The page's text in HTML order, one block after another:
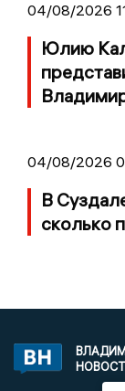
04/08/2026
Юлию
04/08/2026
В
сколько